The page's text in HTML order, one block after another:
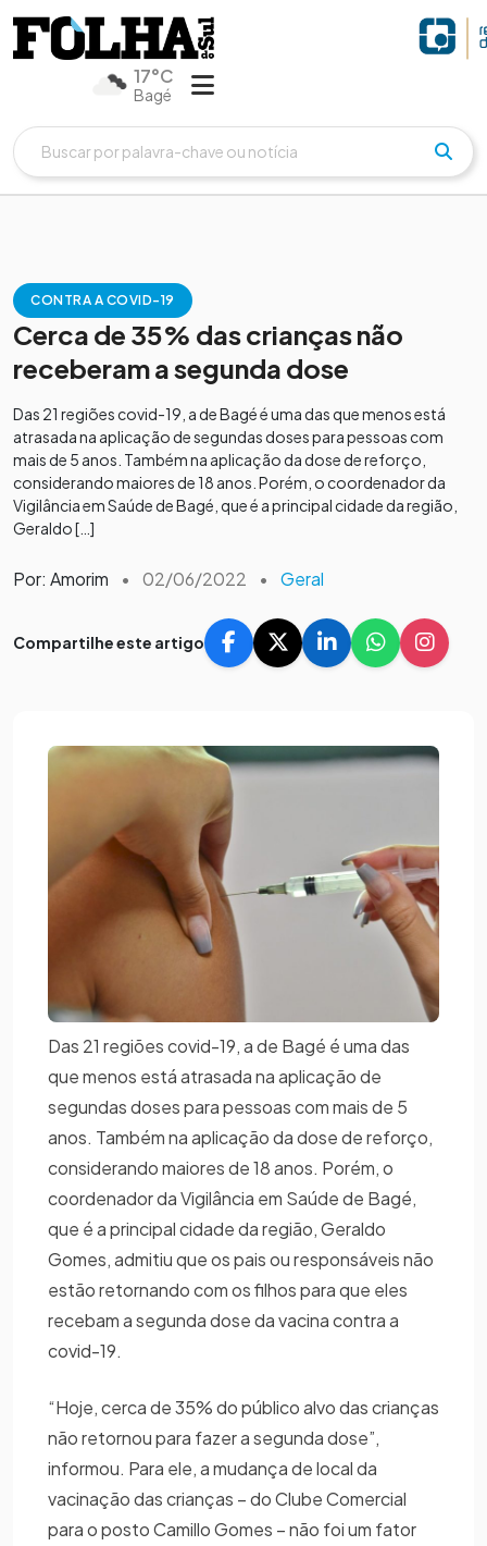
17°C
Bagé
CONTRA A COVID-19
Cerca de 35% das crianças não
receberam a segunda dose
Das 21 regiões covid-19, a de Bagé é uma das que menos está
atrasada na aplicação de segundas doses para pessoas com
mais de 5 anos. Também na aplicação da dose de reforço,
considerando maiores de 18 anos. Porém, o coordenador da
Vigilância em Saúde de Bagé, que é a principal cidade da região,
Geraldo […]
Por: Amorim • 02/06/2022 • Geral
Compartilhe este artigo
Das 21 regiões covid-19, a de Bagé é uma das
que menos está atrasada na aplicação de
segundas doses para pessoas com mais de 5
anos. Também na aplicação da dose de reforço,
considerando maiores de 18 anos. Porém, o
coordenador da Vigilância em Saúde de Bagé,
que é a principal cidade da região, Geraldo
Gomes, admitiu que os pais ou responsáveis não
estão retornando com os filhos para que eles
recebam a segunda dose da vacina contra a
covid-19.
“Hoje, cerca de 35% do público alvo das crianças
não retornou para fazer a segunda dose”,
informou. Para ele, a mudança de local da
vacinação das crianças – do Clube Comercial
para o posto Camillo Gomes – não foi um fator